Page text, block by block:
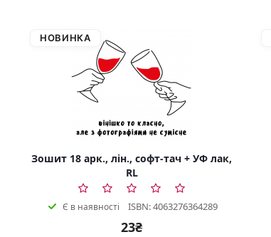
НОВИНКА
Зошит 18 арк., лін., софт-тач + УФ лак,
RL
Є в наявності ISBN: 4063276364289
23₴